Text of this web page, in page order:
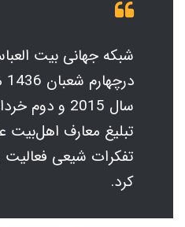
شبکه جهانی بیت
تبلیغ معارف اهل‌بیت
تفکرات شیعی فعالیت
کرد.